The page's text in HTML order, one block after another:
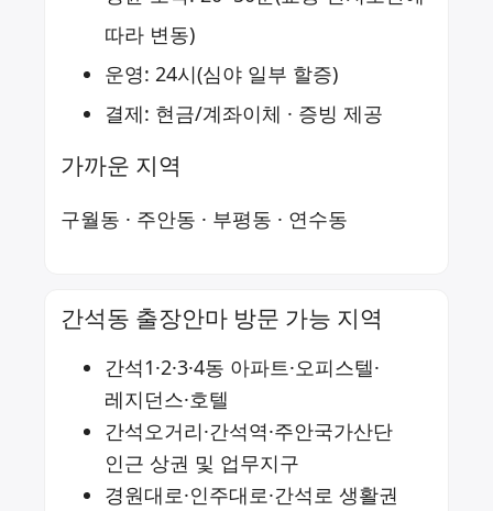
따라 변동)
운영: 24시(심야 일부 할증)
결제: 현금/계좌이체 · 증빙 제공
가까운 지역
구월동 · 주안동 · 부평동 · 연수동
간석동 출장안마 방문 가능 지역
간석1·2·3·4동 아파트·오피스텔·
레지던스·호텔
간석오거리·간석역·주안국가산단
인근 상권 및 업무지구
경원대로·인주대로·간석로 생활권